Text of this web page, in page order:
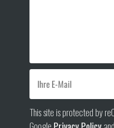
This site is protected by